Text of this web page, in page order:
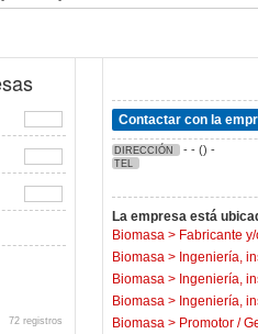
72 registros
Contactar con la
DIRECCIÓN - - () -
TEL
La empresa está
Biomasa > Fabricante
Biomasa > Ingeniería,
Biomasa > Ingeniería,
Biomasa > Ingeniería,
Biomasa > Promotor /